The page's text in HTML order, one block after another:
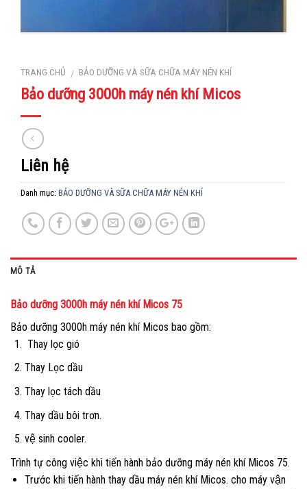
TRANG CHỦ / BẢO DƯỠNG VÀ SỮA CHỮA MÁY NÉN KHÍ
Bảo dưỡng 3000h máy nén khí Micos
Liên hệ
Danh mục: BẢO DƯỠNG VÀ SỮA CHỮA MÁY NÉN KHÍ
MÔ TẢ
Bảo dưỡng 3000h máy nén khí Micos 75
Bảo dưỡng 3000h máy nén khí Micos bao gồm:
Thay lọc gió
Thay Lọc dầu
Thay lọc tách dầu
Thay dầu bôi trơn.
vệ sinh cooler.
Trình tự công việc khi tiến hành bảo dưỡng máy nén khí Micos 75.
Trước khi tiến hành thay dầu máy nén khí Micos. cho máy vận